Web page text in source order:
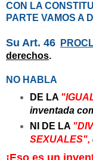
CON LA
PARTE VAMOS A
Su Art. 46
derechos.
NO HABLA
DE LA
inventada
NI DE LA
SEXUALES",